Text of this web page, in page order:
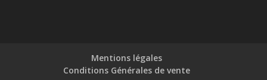
Mentions légales
Conditions Générales de vente